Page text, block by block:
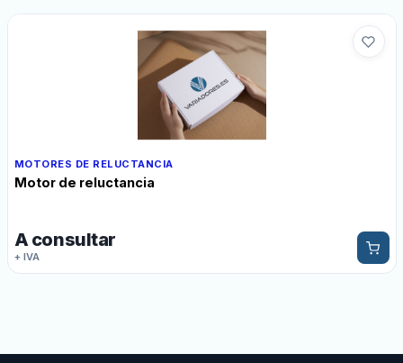
MOTORES DE RELUCTANCIA
Motor de reluctancia
A consultar
+ IVA